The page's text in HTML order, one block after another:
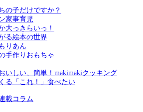
の子だけですか？
家事育児
大っきらいっ！
る絵本の世界
りあん
手作りおもちゃ
いしい、簡単！makimakiクッキング
る「これ！」食べたい
載コラム